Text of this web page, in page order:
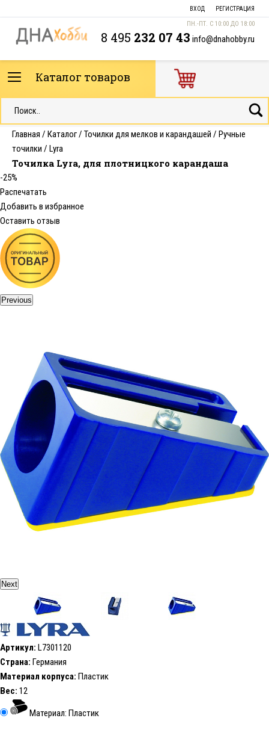
ВХОД РЕГИСТРАЦИЯ
ПН.-ПТ. С 10:00 ДО 18:00
8 495 232 07 43 info@dnahobby.ru
Каталог товаров
Главная / Каталог/ Точилки для мелков и карандашей / Ручные
точилки / Lyra
Точилка Lyra, для плотницкого карандаша
-25%
Распечатать
Добавить в избранное
Оставить отзыв
Previous
Next
Артикул: L7301120
Страна: Германия
Материал корпуса: Пластик
Вес: 12
Материал: Пластик